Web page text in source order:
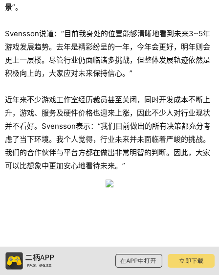
景”。
Svensson说道：“目前我身处的位置能够清晰地看到未来3~5年
游戏发展趋势。去年是精彩纷呈的一年，今年会更好，明年则会
更上一层楼。尽管行业仍面临诸多挑战，但整体发展轨迹依然是
积极向上的，大家应对未来保持信心。”
近年来不少游戏工作室经历裁员甚至关闭，同时开发成本不断上
升，游戏、服务及硬件价格也迎来上涨，因此不少人对行业现状
并不看好。Svensson表示：“我们目前做出的所有决策都充分考
虑了当下环境。我个人觉得，行业未来并未面临着严峻的挑战。
我们的合作伙伴与平台方都在做出非常明智的判断。因此，大家
可以比想象中更加安心地看待未来。”